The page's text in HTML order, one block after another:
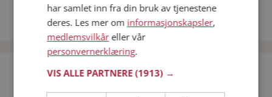
Date kvinner i Norge
Date menn i Norge
Bli medlem gratis!
har samlet inn fra din bruk av tjenestene
deres. Les mer om informasjonskapsler,
medlemsvilkåreller vår
personvernerklæring.
VIS ALLE PARTNERE(1913) →